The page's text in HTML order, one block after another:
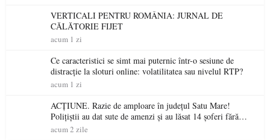
VERTICALI PENTRU ROMÂNIA: JURNAL DE
CĂLĂTORIE FIJET
acum 1 zi
Ce caracteristici se simt mai puternic într-o sesiune de
distracție la sloturi online: volatilitatea sau nivelul RTP?
acum 1 zi
ACȚIUNE. Razie de amploare în județul Satu Mare!
Polițiștii au dat sute de amenzi și au lăsat 14 șoferi fără
permis într-o singură zi
acum 2 zile